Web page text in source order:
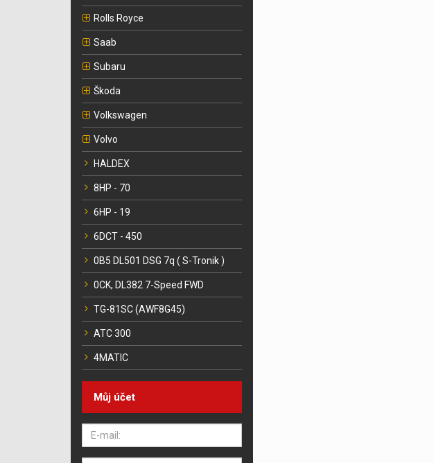
Rolls Royce
Saab
Subaru
Škoda
Volkswagen
Volvo
HALDEX
8HP - 70
6HP - 19
6DCT - 450
0B5 DL501 DSG 7q ( S-Tronik )
0CK, DL382 7-Speed FWD
TG-81SC (AWF8G45)
ATC 300
4MATIC
Můj účet